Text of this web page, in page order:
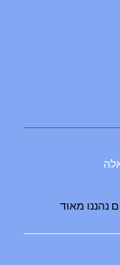
נהננו מאוד